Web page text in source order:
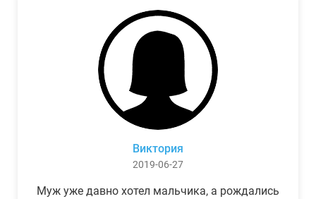
Виктория
2019-06-27
Муж уже давно хотел мальчика, а рождались